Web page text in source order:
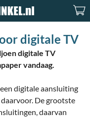
digitale TV
digitale TV
vandaag.
digitale aansluiting
De grootste
daarvan